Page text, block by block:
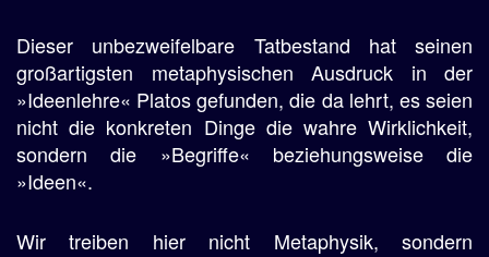
Dieser unbezweifelbare Tatbestand hat seinen
großartigsten metaphysischen Ausdruck in der
»Ideenlehre« Platos gefunden, die da lehrt, es seien
nicht die konkreten Dinge die wahre Wirklichkeit,
sondern die »Begriffe« beziehungsweise die
»Ideen«.
Wir treiben hier nicht Metaphysik, sondern